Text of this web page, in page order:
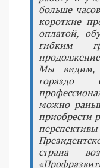
больше
короткие
оплатой,
гибким
Мы видим,
гораздо
можно
приобрести
страна